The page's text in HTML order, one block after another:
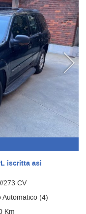
iscritta asi
273 CV
Automatico (4)
Km